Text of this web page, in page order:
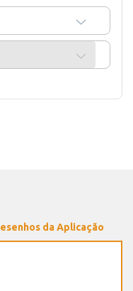
da Aplicação